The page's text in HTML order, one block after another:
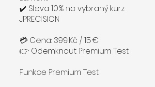
✔️ Sleva 10 % na vybraný kurz
JPRECISION
💳 Cena: 399 Kč / 15 €
👉 Odemknout Premium Test
Funkce Premium Test